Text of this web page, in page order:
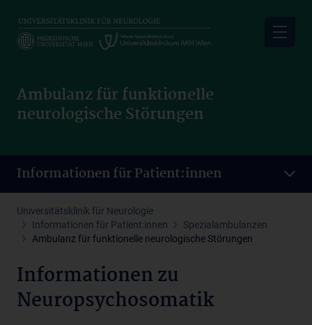
main
Ambulanz für funktionelle
neurologische Störungen
Informationen für Patient:innen
Universitätsklinik für Neurologie
Informationen für Patient:innen
Spezialambulanzen
Ambulanz für funktionelle neurologische Störungen
Informationen zu
Neuropsychosomatik